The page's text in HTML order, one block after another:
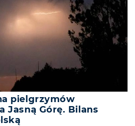
pielgrzymów
Jasną Górę. Bilans